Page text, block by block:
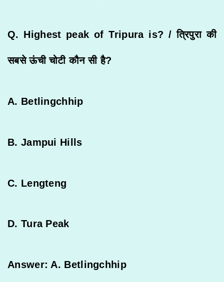
Q. Highest peak of Tripura is? /त्रिपुरा की
सबसे ऊंची चोटी कौन सी है?
A. Betlingchhip
B. Jampui Hills
C. Lengteng
D. Tura Peak
Answer: A. Betlingchhip